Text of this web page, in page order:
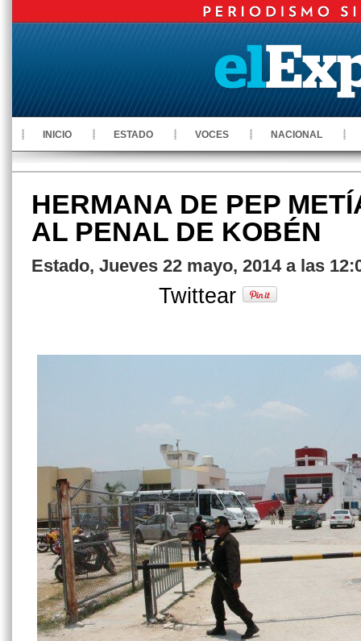
INICIO ESTADO VOCES NACIONAL
HERMANA DE PEP
AL PENAL DE KOBÉN
Estado, Jueves 22 mayo, 2014 a las
Twittear